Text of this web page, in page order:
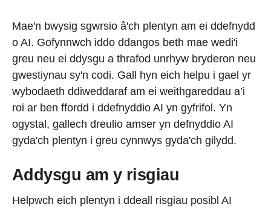
Mae'n bwysig sgwrsio â'ch plentyn am ei ddefnydd
o AI. Gofynnwch iddo ddangos beth mae wedi'i
greu neu ei ddysgu a thrafod unrhyw bryderon neu
gwestiynau sy'n codi. Gall hyn eich helpu i gael yr
wybodaeth ddiweddaraf am ei weithgareddau a’i
roi ar ben ffordd i ddefnyddio AI yn gyfrifol. Yn
ogystal, gallech dreulio amser yn defnyddio AI
gyda'ch plentyn i greu cynnwys gyda'ch gilydd.
Addysgu am y risgiau
Helpwch eich plentyn i ddeall risgiau posibl AI